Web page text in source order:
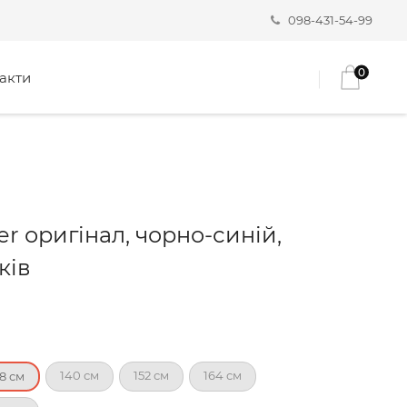
098-431-54-99
0
оригінал, чорно-синій,
см 140 см 152 см 164 см